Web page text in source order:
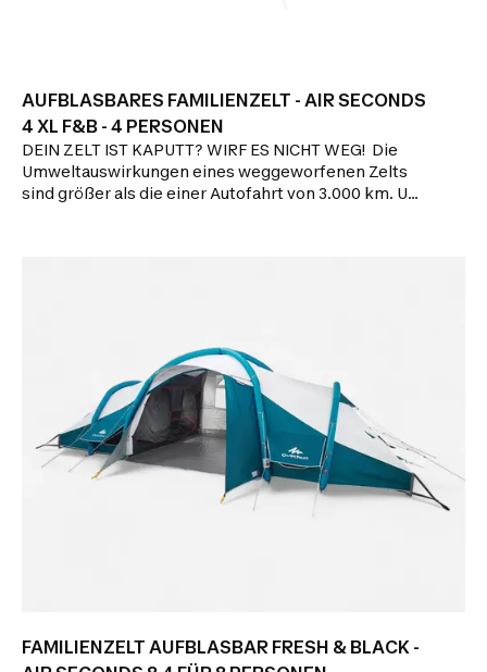
AUFBLASBARES FAMILIENZELT - AIR SECONDS
4 XL F&B - 4 PERSONEN
DEIN ZELT IST KAPUTT? WIRF ES NICHT WEG! Die
Umweltauswirkungen eines weggeworfenen Zelts
sind größer als die einer Autofahrt von 3.000 km. Um
FAMILIENZELT AUFBLASBAR FRESH & BLACK -